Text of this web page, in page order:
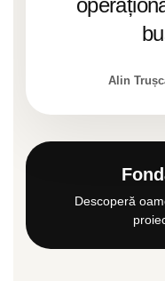
Alin
Descoperă